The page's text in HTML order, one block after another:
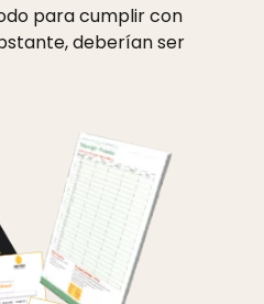
para cumplir con
deberían ser